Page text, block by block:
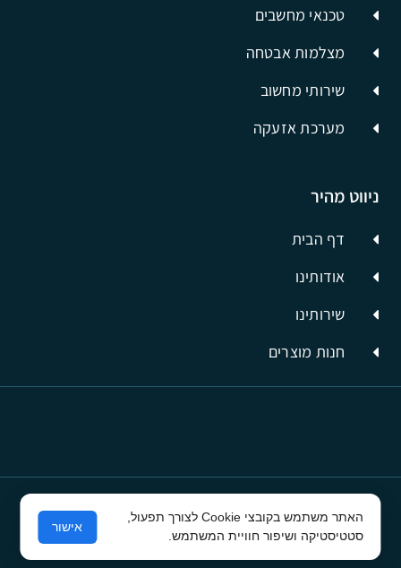
ניווט מהיר
דף הבית
אודותינו
שירותינו
חנות מוצרים
טכנאי מחשבים
מצלמות אבטחה
שירותי מחשוב
מערכת אזעקה
© כל הזכויות שמורות לסיבים תשתיות תקשורת
האתר משתמש בקובצי Cookie לצורך תפעול,
סטטיסטיקה ושיפור חוויית המשתמש.
אישור